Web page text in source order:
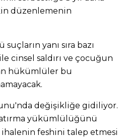
düzenlemenin
yanı sıra bazı
cinsel saldırı ve çocuğun
hükümlüler bu
değişikliğe gidiliyor.
yükümlülüğünü
feshini talep etmesi